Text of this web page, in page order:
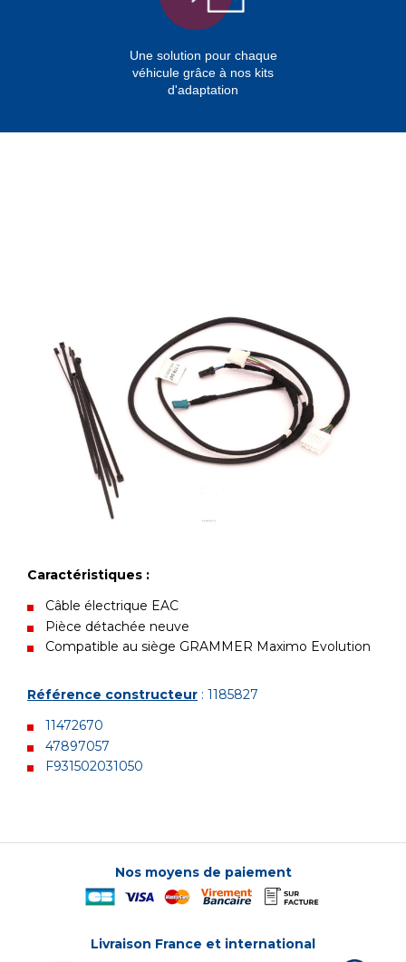
Une solution pour chaque
véhicule grâce à nos kits
d'adaptation
Caractéristiques :
Câble électrique EAC
Pièce détachée neuve
Compatible au siège GRAMMER Maximo Evolution
Référence constructeur : 1185827
11472670
47897057
F931502031050
Nos moyens de paiement
Livraison France et international